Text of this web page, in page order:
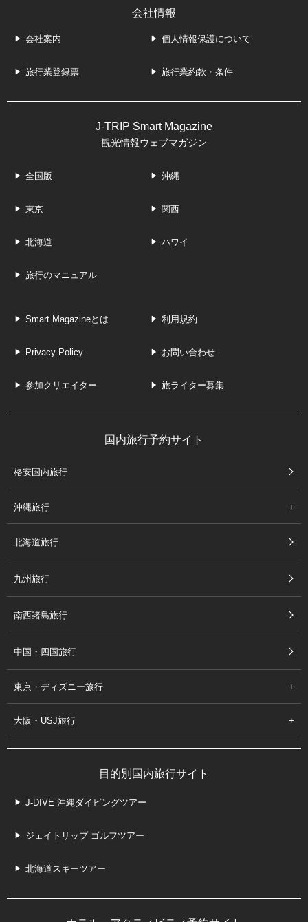
会社情報
会社案内 個人情報保護について
旅行業登録票 旅行業約款・条件
J-TRIP Smart Magazine
観光情報ウェブマガジン
全国版 沖縄
東京 関西
北海道 ハワイ
旅行のマニュアル
Smart Magazineとは 利用規約
Privacy Policy お問い合わせ
参加クリエイター 旅ライター募集
国内旅行予約サイト
格安国内旅行
沖縄旅行
北海道旅行
九州旅行
南西諸島旅行
中国・四国旅行
東京・ディズニー旅行
大阪・USJ旅行
目的別国内旅行サイト
J-DIVE 沖縄ダイビングツアー
ジェイトリップ ゴルフツアー
北海道スキーツアー